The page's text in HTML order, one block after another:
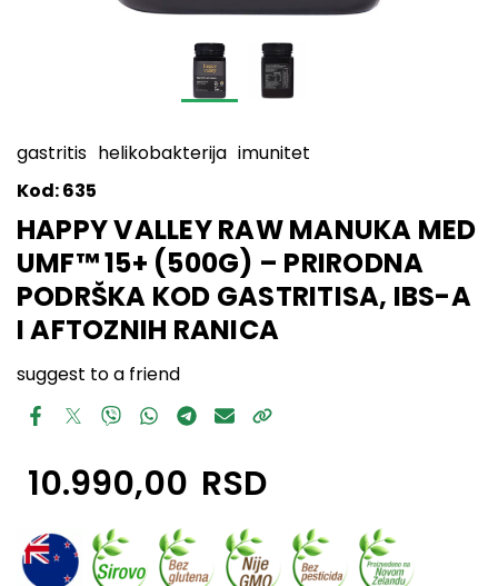
gastritis helikobakterija imunitet
Kod:635
HAPPY VALLEY RAW MANUKA MED
UMF™ 15+ (500G) – PRIRODNA
PODRŠKA KOD GASTRITISA, IBS-A
I AFTOZNIH RANICA
suggest to a friend
10.990,00 RSD